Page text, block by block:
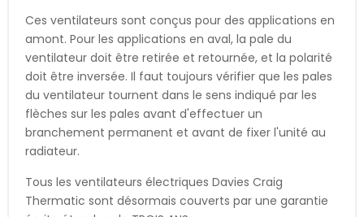
Ces ventilateurs sont conçus pour des applications en
amont. Pour les applications en aval, la pale du
ventilateur doit être retirée et retournée, et la polarité
doit être inversée. Il faut toujours vérifier que les pales
du ventilateur tournent dans le sens indiqué par les
flèches sur les pales avant d'effectuer un
branchement permanent et avant de fixer l'unité au
radiateur.
Tous les ventilateurs électriques Davies Craig
Thermatic sont désormais couverts par une garantie